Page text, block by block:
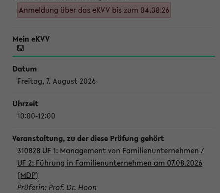
Anmeldung über das eKVV bis zum 04.08.26
Freitag, 7. August 2026
10:00-12:00
310828 UF 1: Management von Familienunternehmen /
UF 2: Führung in Familienunternehmen am 07.08.2026
(MDP)
Prüferin: Prof. Dr. Hoon